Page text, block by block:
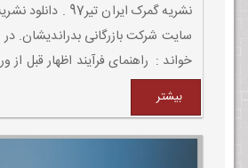
نشریه گمرک ایران
سایت شرکت بازرگانی بدراندیشان.
خواند : راهنمای فرآیند اظهار قبل از
تجارت فرامرزی. تبیین مفهوم گمرک
انجمن حمل ونقل بین المللی.
بیشتر